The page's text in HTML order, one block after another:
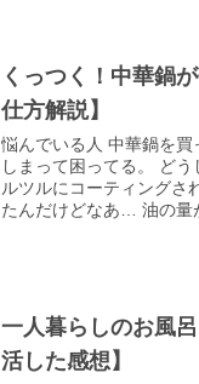
くっつく！中華鍋
仕方解説】
悩んでいる人 中華鍋を
しまって困ってる。 ど
ルツルにコーティングさ
たんだけどなあ… 油の量
一人暮らしのお風
活した感想】